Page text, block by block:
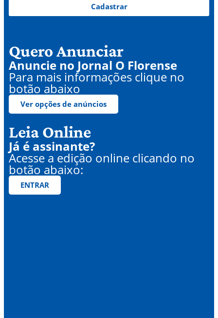
Cadastrar
Quero Anunciar
Anuncie no Jornal O Florense
Para mais informações clique no
botão abaixo
Ver opções de anúncios
Leia Online
Já é assinante?
Acesse a edição online clicando no
botão abaixo:
ENTRAR